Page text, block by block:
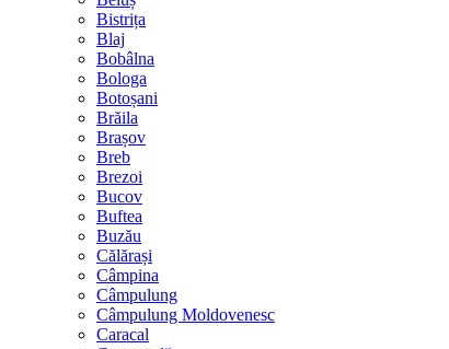
Bistrița
Blaj
Bobâlna
Bologa
Botoșani
Brăila
Brașov
Breb
Brezoi
Bucov
Buftea
Buzău
Călărași
Câmpina
Câmpulung
Câmpulung Moldovenesc
Caracal